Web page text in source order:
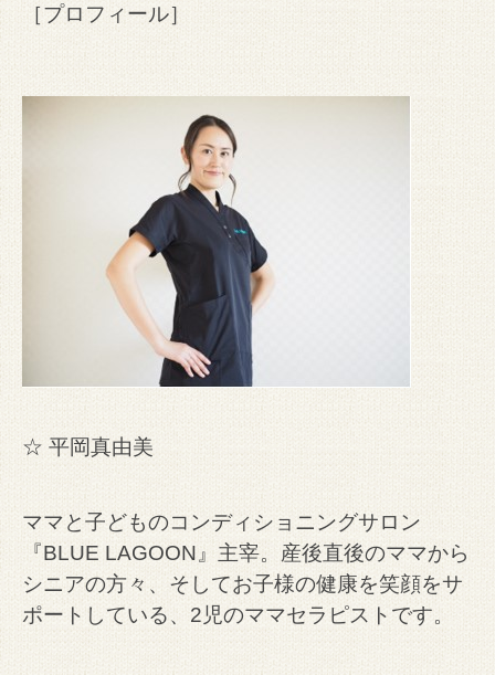
［プロフィール］
☆ 平岡真由美
ママと子どものコンディショニングサロン
『BLUE LAGOON』主宰。 産後直後のママから
シニアの方々、そしてお子様の健康を笑顔をサ
ポートしている、2児のママセラピストです。